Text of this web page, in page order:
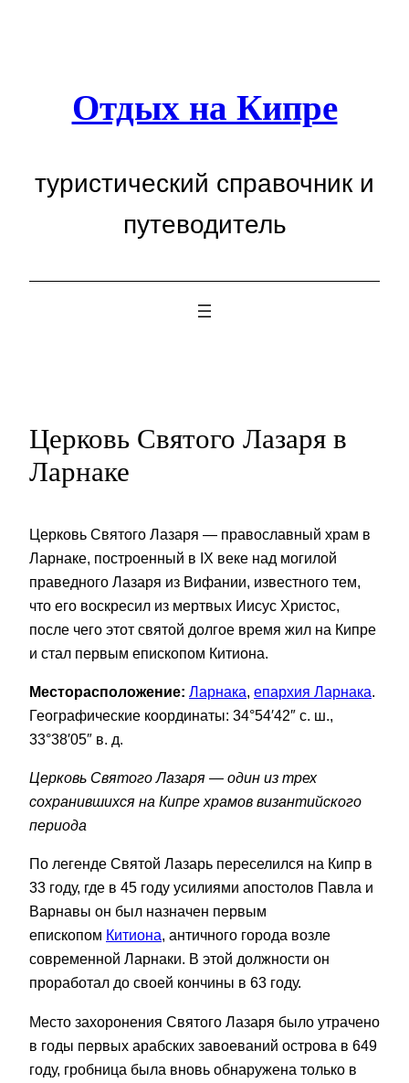
Отдых на Кипре
туристический справочник и
путеводитель
Церковь Святого Лазаря в
Ларнаке
Церковь Святого Лазаря — православный храм в
Ларнаке, построенный в IX веке над могилой
праведного Лазаря из Вифании, известного тем,
что его воскресил из мертвых Иисус Христос,
после чего этот святой долгое время жил на Кипре
и стал первым епископом Китиона.
Месторасположение: Ларнака, епархия Ларнака.
Географические координаты: 34°54′42″ с. ш.,
33°38′05″ в. д.
Церковь Святого Лазаря — один из трех
сохранившихся на Кипре храмов византийского
периода
По легенде Святой Лазарь переселился на Кипр в
33 году, где в 45 году усилиями апостолов Павла и
Варнавы он был назначен первым
епископом Китиона, античного города возле
современной Ларнаки. В этой должности он
проработал до своей кончины в 63 году.
Место захоронения Святого Лазаря было утрачено
в годы первых арабских завоеваний острова в 649
году, гробница была вновь обнаружена только в